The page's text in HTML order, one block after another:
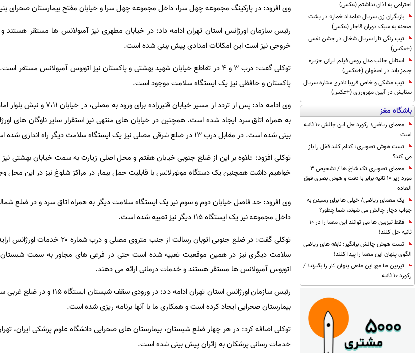
احترامی به اذان نداشتم (عکس)
بازیگران زن سریال «بامداد خمار» در پشت
صحنه به سبک دوران قاجار (عکس)
تیپ رنگی تارا سریال شغال در جشن نفس
(+عکس)
استایل جالب مدل روس فیلم ایرانی جزیره
جیمز باند در اصفهان (+عکس)
تیپ مشکی و خاص فریبا نادری ستاره سریال
ستایش در آیین مهرورزی (+عکس)
باشگاه مغز
معمای ریاضی؛ رکورد حل این چالش 10 ثانیه
است
تست هوش تصویری: کدام کلید قفل را باز
می کند؟
معمای تصویری تک شاخ ها / تشخیص 3
مورد زیر 10 ثانیه برابر با دقت و هوش بصری فوق
العاده
یک معمای ریاضی/ خیلی ها برای رسیدن به
جواب دچار چالش می شوند، شما چطور؟
فقط تیزبین ها می توانند این معما را در 10
ثانیه حل کنند!
تست هوش چالش برانگیز: نابغه های ریاضی
الگوی پنهان این معما را پیدا کنند!
تیزبین ها مچ این ماهی پنهان کار را بگیرند! /
رکورد 10 ثانیه
وی افزود: در پارکینگ مجموعه چهل سرا، داخل مجموعه چهل سرا و خیابان مفتح بیمارستان صحرای
رئیس سازمان اورژانس استان تهران ادامه داد: در خیابان مطهری نیز آمبولانس ها مستقر هستند
خروجی نیز است این امکانات امدادی پیش بینی شده است.
توکلی گفت: درب ۳ و ۴ در تقاطع خیابان شهید بهشتی و پاکستان نیز اتوبوس آمبولانس
پاکستان و حافظی نیز یک ایستگاه سلامت موجود است.
وی ادامه داد: پس از تردد از مسیر خیابان
به همراه اتاق سرد ایجاد شده است. همچنین در خیابان های منتهی نیز استقرار سایر ناوگان های
بینی شده است. در مقابل درب ۱۳ در ضلع شرقی مصلی نیز یک ایستگاه سلامت دیگر راه اندازی شده است.
توکلی افزود: علاوه بر این از ضلع جنوبی خیابان هفتم و محل اصلی زیارت به سمت خیابان بهشتی نیز
خواهیم داشت همچنین یک دستگاه موتورلانس با قابلیت حمل بیمار در مراکز شلوغ نیز در این محل
وی افزود: حد فاصل خیابان دوم و سوم نیز یک ایستگاه سلامت دیگر به همراه اتاق سرد و در ضلع
داخل مجموعه نیز یک ایستگاه ۱۱۵ دیگر نیز تعبیه شده است.
توکلی گفت: در ضلع جنوبی اتوبان رسالت از جنب
سلامت دیگری نیز در همین موقعیت تعبیه شده است حتی در فرعی های مجاور به سمت شبستان
اتوبوس آمبولانس ها مستقر هستند و خدمات درمانی ارائه می دهند.
رئیس سازمان اورژانس استان تهران ادامه
بیمارستان صحرایی ایجاد کرده است و همکاری ما با آنها برنامه ریزی شده است.
توکلی اضافه کرد: در هر چهار ضلع شبستان، بیمارستان های صحرایی دانشگاه علوم پزشکی ایران،
خدمات رسانی پزشکان به زائران پیش بینی شده است.